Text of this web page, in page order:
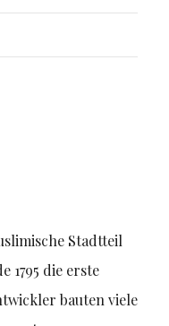
Stadtteil
1795 die erste
bauten viele